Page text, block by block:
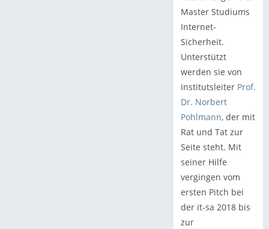
Master Studiums
Internet-
Sicherheit.
Unterstützt
werden sie von
Institutsleiter Prof.
Dr. Norbert
Pohlmann, der mit
Rat und Tat zur
Seite steht. Mit
seiner Hilfe
vergingen vom
ersten Pitch bei
der it-sa 2018 bis
zur